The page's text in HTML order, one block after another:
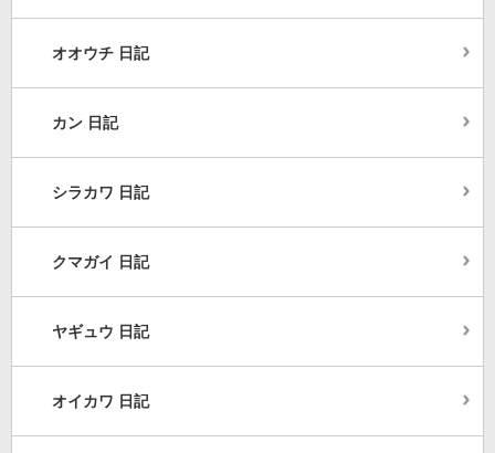
オオウチ 日記
カン 日記
シラカワ 日記
クマガイ 日記
ヤギュウ 日記
オイカワ 日記